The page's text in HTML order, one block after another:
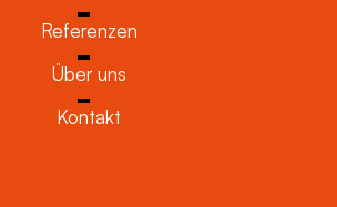
Referenzen
Über uns
Kontakt